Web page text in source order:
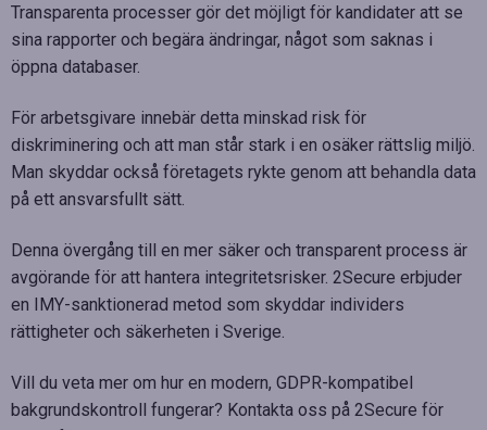
Transparenta processer gör det möjligt för kandidater att se
sina rapporter och begära ändringar, något som saknas i
öppna databaser.
För arbetsgivare innebär detta minskad risk för
diskriminering och att man står stark i en osäker rättslig miljö.
Man skyddar också företagets rykte genom att behandla data
på ett ansvarsfullt sätt.
Denna övergång till en mer säker och transparent process är
avgörande för att hantera integritetsrisker. 2Secure erbjuder
en IMY-sanktionerad metod som skyddar individers
rättigheter och säkerheten i Sverige.
Vill du veta mer om hur en modern, GDPR-kompatibel
bakgrundskontroll fungerar? Kontakta oss på 2Secure för